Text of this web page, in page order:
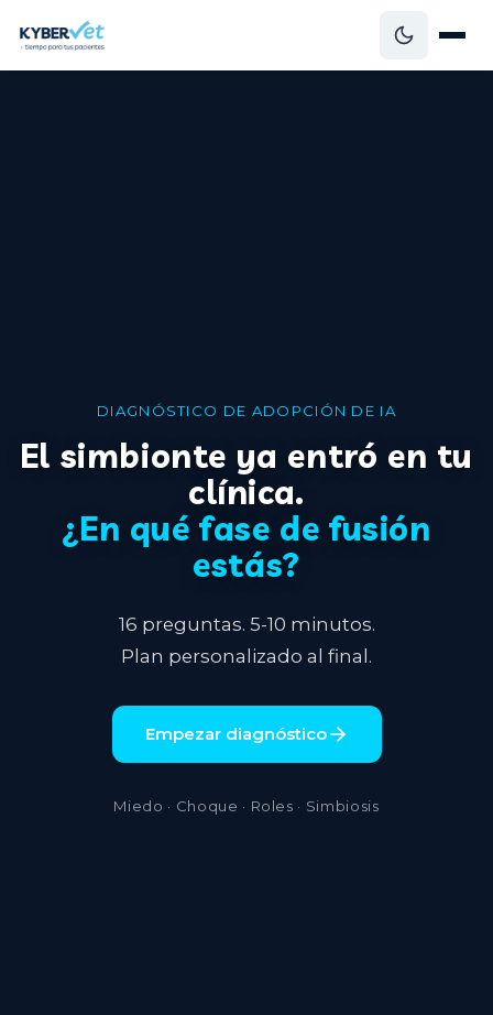
DIAGNÓSTICO DE ADOPCIÓN DE IA
El simbionte ya entró en tu
clínica.
¿En qué fase de fusión
estás?
16 preguntas. 5-10 minutos.
Plan personalizado al final.
Empezar diagnóstico
Miedo · Choque · Roles · Simbiosis